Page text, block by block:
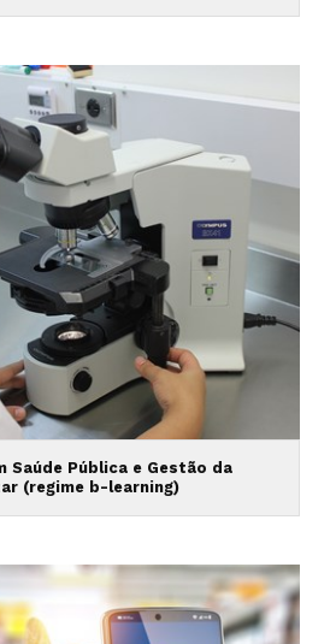
Saúde Pública e Gestão da
(regime b-learning)